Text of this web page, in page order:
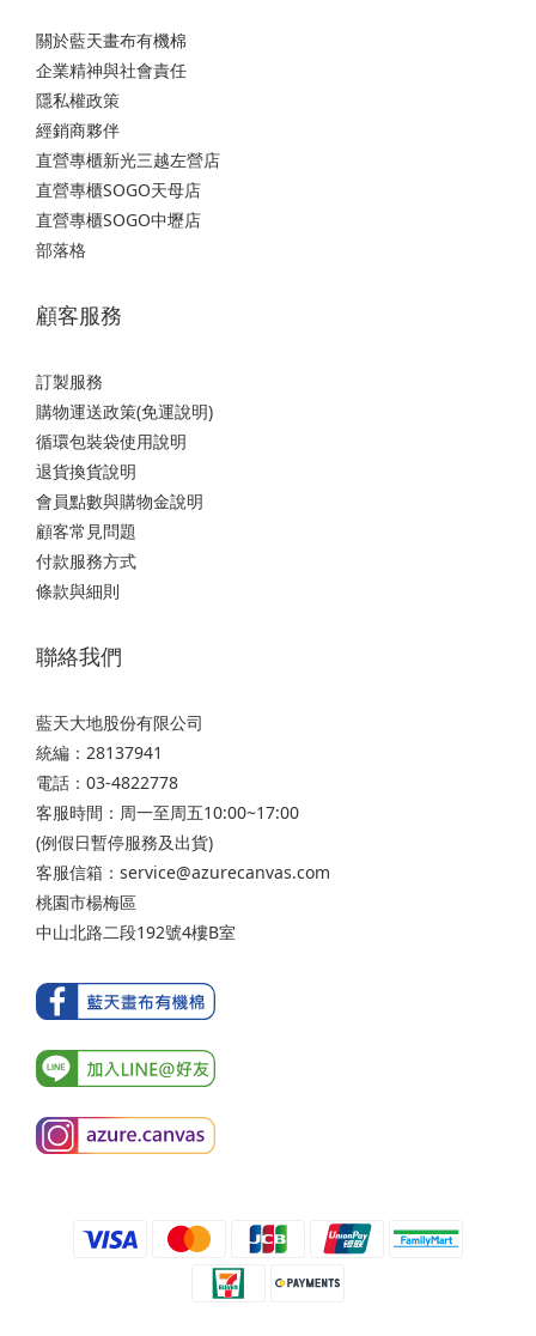
關於藍天畫布有機棉
企業精神與社會責任
隱私權政策
經銷商夥伴
直營專櫃新光三越左營店
直營專櫃SOGO天母店
直營專櫃SOGO中壢店
部落格
顧客服務
訂製服務
購物運送政策(免運說明)
循環包裝袋使用說明
退貨換貨說明
會員點數與購物金說明
顧客常見問題
付款服務方式
條款與細則
聯絡我們
藍天大地股份有限公司
統編：28137941
電話：03-4822778
客服時間：周一至周五10:00~17:00
(例假日暫停服務及出貨)
客服信箱：service@azurecanvas.com
桃園市楊梅區
中山北路二段192號4樓B室